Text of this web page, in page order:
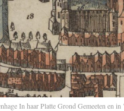
In haar Platte Grond Gemeeten en